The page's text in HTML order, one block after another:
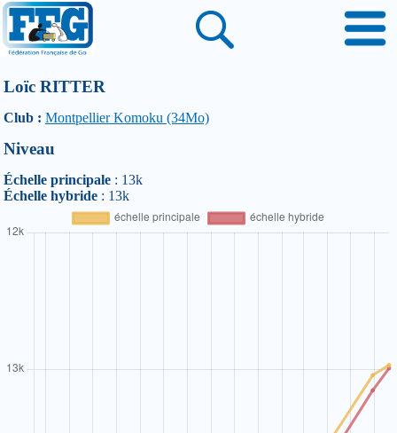
Loïc RITTER
Club : Montpellier Komoku (34Mo)
Niveau
Échelle principale : 13k
Échelle hybride : 13k